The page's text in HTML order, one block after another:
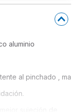
aluminio
al pinchado ,